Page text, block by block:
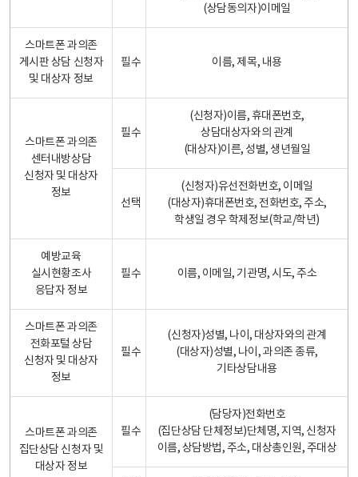
(상담동의자)이메일
스마트폰 과의존
게시판 상담 신청자
및 대상자 정보
필수 이름, 제목, 내용
스마트폰 과의존
센터내방상담
신청자 및 대상자
정보
필수
(신청자)이름, 휴대폰번호,
상담대상자와의 관계
(대상자)이른, 성별, 생년월일
선택
(신청자)유선전화번호, 이메일
(대상자)휴대폰번호, 전화번호, 주소,
학생일 경우 학제정보(학교/학년)
예방교육
실시현황조사
응답자 정보
필수 이름, 이메일, 기관명, 시도, 주소
스마트폰 과의존
전화포털 상담
신청자 및 대상자
정보
필수
(신청자)성별, 나이, 대상자와의 관계
(대상자)성별, 나이, 과의존 종류,
기타상담내용
스마트폰 과의존
집단상담 신청자 및
대상자 정보
필수
(담당자)전화번호
(집단상담 단체정보)단체명, 지역, 신청자
이름, 상담방법, 주소, 대상총인원, 주대상